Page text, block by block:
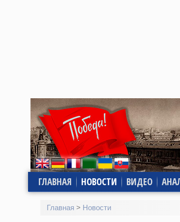
ГЛАВНАЯ НОВОСТИ ВИДЕО
Главная > Новости